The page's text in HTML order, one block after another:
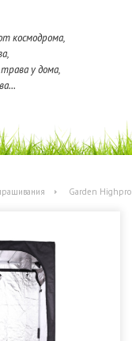
космодрома,
у дома,
Garden Highpro